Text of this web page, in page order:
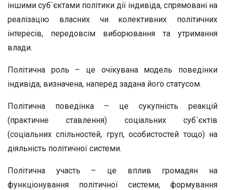
іншими суб´єктами політики дії індивіда, спрямовані на
реалізацію власних чи колективних політичних
інтересів, передовсім виборювання та утримання
влади.
Політична роль – це очікувана модель поведінки
індивіда, визначена, наперед задана його статусом.
Політична поведінка – це сукупність реакцій
(практичне ставлення) соціальних суб´єктів
(соціальних спільностей, груп, особистостей тощо) на
діяльність політичної системи.
Політична участь – це вплив громадян на
функціонування політичної системи, формування